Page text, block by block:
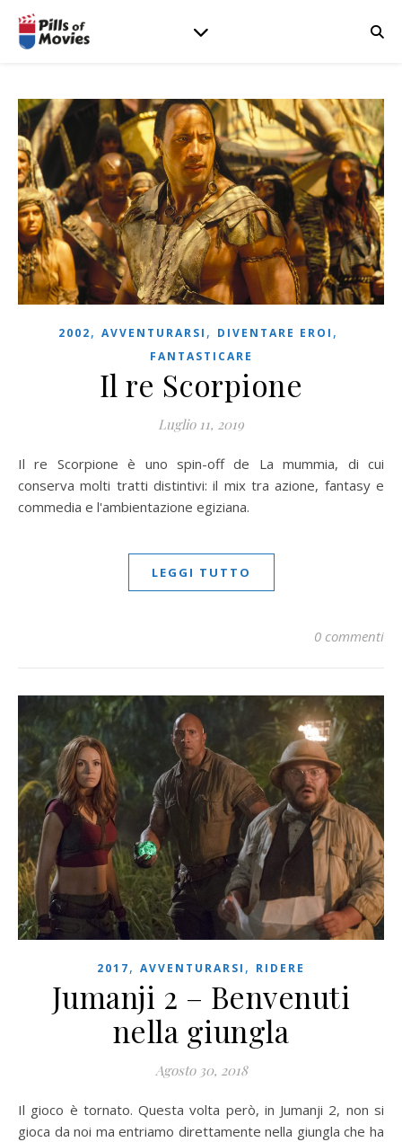
2002, AVVENTURARSI , DIVENTARE EROI ,
FANTASTICARE
Il re Scorpione
Luglio 11, 2019
Il re Scorpione è uno spin-off de La mummia, di cui
conserva molti tratti distintivi: il mix tra azione, fantasy e
commedia e l'ambientazione egiziana.
LEGGI TUTTO
0 commenti
2017, AVVENTURARSI , RIDERE
Jumanji 2 – Benvenuti
nella giungla
Agosto 30, 2018
Il gioco è tornato. Questa volta però, in Jumanji 2, non si
gioca da noi ma entriamo direttamente nella giungla che ha